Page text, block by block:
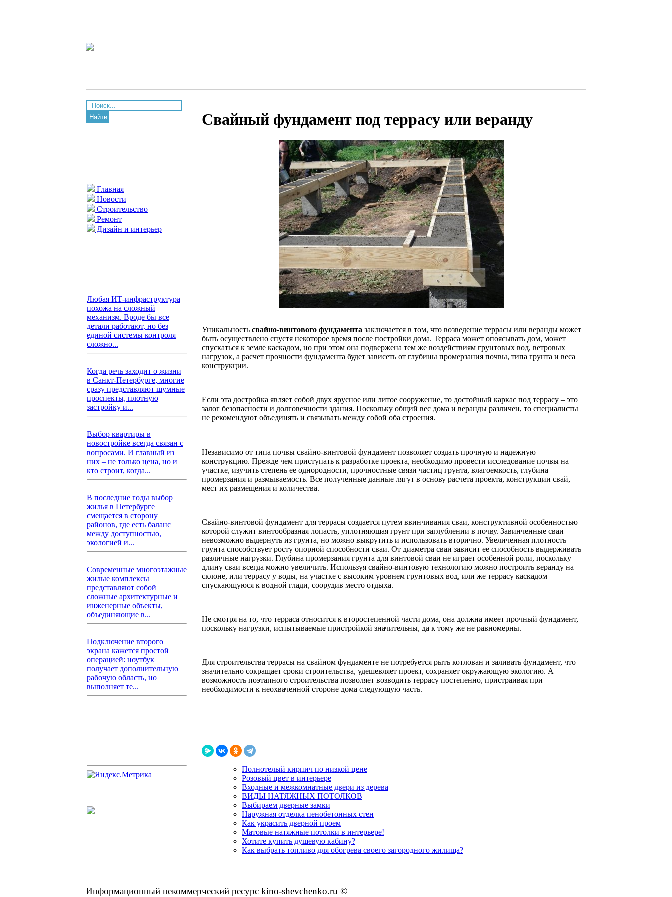
Найти
Главная
Новости
Строительство
Ремонт
Дизайн и интерьер
Любая ИТ-инфраструктура
похожа на сложный
механизм. Вроде бы все
детали работают, но без
единой системы контроля
сложно...
Когда речь заходит о жизни
в Санкт-Петербурге, многие
сразу представляют шумные
проспекты, плотную
застройку и...
Выбор квартиры в
новостройке всегда связан с
вопросами. И главный из
них – не только цена, но и
кто строит, когда...
В последние годы выбор
жилья в Петербурге
смещается в сторону
районов, где есть баланс
между доступностью,
экологией и...
Современные многоэтажные
жилые комплексы
представляют собой
сложные архитектурные и
инженерные объекты,
объединяющие в...
Подключение второго
экрана кажется простой
операцией: ноутбук
получает дополнительную
рабочую область, но
выполняет те...
Свайный фундамент под террасу или веранду
Уникальность свайно-винтового фундамента заключается в том, что возведение террасы или веранды может
быть осуществлено спустя некоторое время после постройки дома. Терраса может опоясывать дом, может
спускаться к земле каскадом, но при этом она подвержена тем же воздействиям грунтовых вод, ветровых
нагрузок, а расчет прочности фундамента будет зависеть от глубины промерзания почвы, типа грунта и веса
конструкции.
Если эта достройка являет собой двух ярусное или литое сооружение, то достойный каркас под террасу – это
залог безопасности и долговечности здания. Поскольку общий вес дома и веранды различен, то специалисты
не рекомендуют объединять и связывать между собой оба строения.
Независимо от типа почвы свайно-винтовой фундамент позволяет создать прочную и надежную
конструкцию. Прежде чем приступать к разработке проекта, необходимо провести исследование почвы на
участке, изучить степень ее однородности, прочностные связи частиц грунта, влагоемкость, глубина
промерзания и размываемость. Все полученные данные лягут в основу расчета проекта, конструкции свай,
мест их размещения и количества.
Свайно-винтовой фундамент для террасы создается путем ввинчивания сваи, конструктивной особенностью
которой служит винтообразная лопасть, уплотняющая грунт при заглублении в почву. Завинченные сваи
невозможно выдернуть из грунта, но можно выкрутить и использовать вторично. Увеличенная плотность
грунта способствует росту опорной способности сваи. От диаметра сваи зависит ее способность выдерживать
различные нагрузки. Глубина промерзания грунта для винтовой сваи не играет особенной роли, поскольку
длину сваи всегда можно увеличить. Используя свайно-винтовую технологию можно построить веранду на
склоне, или террасу у воды, на участке с высоким уровнем грунтовых вод, или же террасу каскадом
спускающуюся к водной глади, соорудив место отдыха.
Не смотря на то, что терраса относится к второстепенной части дома, она должна имеет прочный фундамент,
поскольку нагрузки, испытываемые пристройкой значительны, да к тому же не равномерны.
Для строительства террасы на свайном фундаменте не потребуется рыть котлован и заливать фундамент, что
значительно сокращает сроки строительства, удешевляет проект, сохраняет окружающую экологию. А
возможность поэтапного строительства позволяет возводить террасу постепенно, пристраивая при
необходимости к неохваченной стороне дома следующую часть.
Полнотелый кирпич по низкой цене
Розовый цвет в интерьере
Входные и межкомнатные двери из дерева
ВИДЫ НАТЯЖНЫХ ПОТОЛКОВ
Выбираем дверные замки
Наружная отделка пенобетонных стен
Как украсить дверной проем
Матовые натяжные потолки в интерьере!
Хотите купить душевую кабину?
Как выбрать топливо для обогрева своего загородного жилища?
Информационный некоммерческий ресурс kino-shevchenko.ru ©